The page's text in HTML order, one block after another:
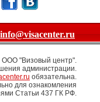
info@visacenter.ru
"Визовый центр".
администрации.
обязательна.
для ознакомления
Статьи 437 ГК РФ.